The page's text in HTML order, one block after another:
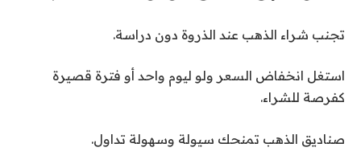
تجنب شراء الذهب عند الذروة دون دراسة.
استغل انخفاض السعر ولو ليوم واحد أو فترة قصيرة
كفرصة للشراء.
صناديق الذهب تمنحك سيولة وسهولة تداول.